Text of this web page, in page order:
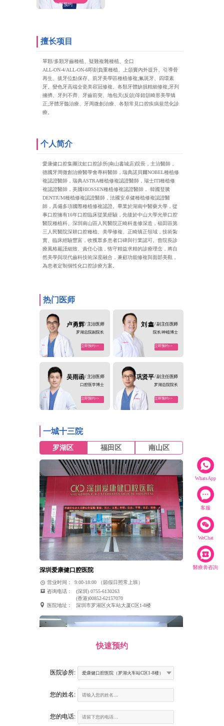
WhatsApp
客服
WeChat
醫療劵咨詢
立即预约
擅长项目
單顆/多顆牙齒種植、疑難複雜種植、全口
ALL‑ON‑4/ALL‑ON‑6即刻負重種植、上頜竇內外提升、引導骨
再生、拔牙位點保存、前牙美學區種植修複;氟斑牙、四環素
牙、變色牙高端全瓷美容冠修複、各類牙體缺損精細修複;牙列
擁擠、牙列不齊、牙齒前突、地包天(反頜)等錯頜畸形美學矯
正;牙體牙髓治療、牙周微創治療、各類常見口腔疾病規范化診
療。
个人简介
愛康健口腔集團沈虹口腔診所(南山書城店)院長，主治醫師，
德國牙周微創治療醫學會專科醫師，瑞典諾貝爾NOBEL種植修
複認證醫師，瑞典ASTRA種植修複認證醫師，瑞士ITI種植修
複認證醫師，美國HIOSSEN種植修複認證醫師， 韓國登騰
DENTIUM種植修複認證醫師，法國安卓健種植修複認證醫
師，具備多項國際種植修複認證。畢業於湖南中醫藥大學，從
事口腔擁有16年口腔臨床從業經驗，先後於中山大學光華口腔
醫院種植科、深圳南山區人民醫院正畸科進修深造，福田區第
三人民醫院深耕口腔種植、美學修複、正畸矯正領域，技術紮
實、臨床經驗豐富，收獲眾多患者口碑與行業認可。曾院長診
療風格嚴謹細致、責任心強，恪守精益求精的診療理念，將自
然美學與現代齒科技術深度融合，兼顧功能修複與面部美觀，
為患者定制個性化口腔診療方案。
热门医师
卢勇辉/ 主治医师
罗湖总院副院长
立即预约>>
刘 鑫/ 副主任医师
院长/种植博士
立即预约>>
吴雨函/ 主治医师
口腔医学博士
立即预约>>
巩贤平/ 副主任医师
罗湖总院院长
立即预约>>
一城十三院
罗湖区 福田区 南山区
深圳爱康健口腔医院
营业时间：
9:00-18:00 （節假日照常上班）
咨询电话：
(深圳) 0755-6130263
(香港)00852-62157070
医院地址：
深圳市罗湖区火车站大厦C区1-8楼
快速预约
医院诊所: 爱康健口腔医院（罗湖火车站C区1-8楼）
您的姓名:
您的电话: